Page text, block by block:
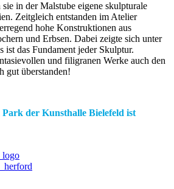
in der Malstube eigene skulpturale
Zeitgleich entstanden im Atelier
hohe Konstruktionen aus
und Erbsen. Dabei zeigte sich unter
ist das Fundament jeder Skulptur.
und filigranen Werke auch den
gut überstanden!
der Kunsthalle Bielefeld ist